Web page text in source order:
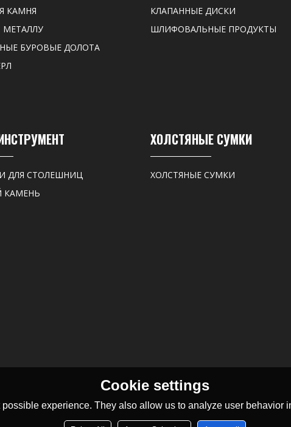
КАМНЯ
МЕТАЛЛУ
БУРОВЫЕ ДОЛОТА
КЛАПАННЫЕ ДИСКИ
ШЛИФОВАЛЬНЫЕ ПРОДУКТЫ
ДЛЯ СТОЛЕШНИЦ
КАМЕНЬ
ХОЛСТЯНЫЕ СУМКИ
ХОЛСТЯНЫЕ СУМКИ
Cookie settings
experience. They also allow us to analyze user behavior